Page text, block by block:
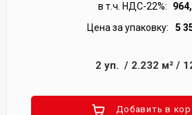
в т.ч. НДС-22%:
Цена за упаковку:
5
2 уп. / 2.232 м²/
Добавить в